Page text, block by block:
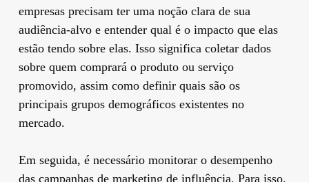
empresas precisam ter uma noção clara de sua
audiência-alvo e entender qual é o impacto que elas
estão tendo sobre elas. Isso significa coletar dados
sobre quem comprará o produto ou serviço
promovido, assim como definir quais são os
principais grupos demográficos existentes no
mercado.
Em seguida, é necessário monitorar o desempenho
das campanhas de marketing de influência. Para isso,